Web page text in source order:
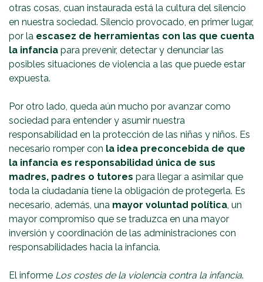
otras cosas, cuan instaurada está la cultura del silencio
en nuestra sociedad. Silencio provocado, en primer lugar,
por la escasez de herramientas con las que cuenta
la infancia para prevenir, detectar y denunciar las
posibles situaciones de violencia a las que puede estar
expuesta.
Por otro lado, queda aún mucho por avanzar como
sociedad para entender y asumir nuestra
responsabilidad en la protección de las niñas y niños. Es
necesario romper con la idea preconcebida de que
la infancia es responsabilidad única de sus
madres, padres o tutores para llegar a asimilar que
toda la ciudadanía tiene la obligación de protegerla. Es
necesario, además, una mayor voluntad política, un
mayor compromiso que se traduzca en una mayor
inversión y coordinación de las administraciones con
responsabilidades hacia la infancia.
El informe Los costes de la violencia contra la infancia.